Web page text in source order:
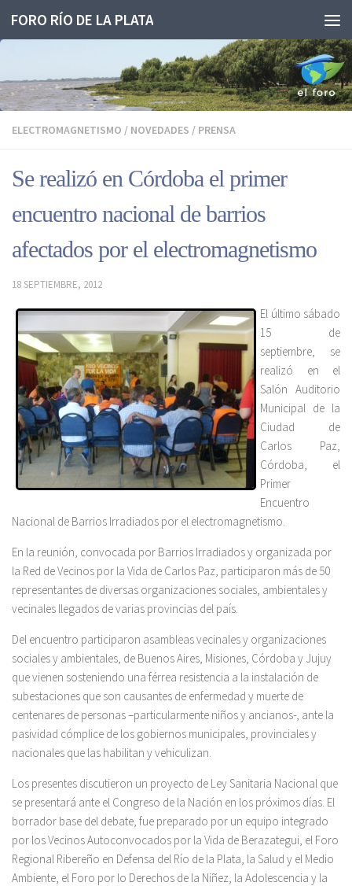
Saltar al contenido
FORO RÍO DE LA PLATA
ELECTROMAGNETISMO / NOVEDADES / PRENSA
Se realizó en Córdoba el primer
encuentro nacional de barrios
afectados por el electromagnetismo
18 SEPTIEMBRE, 2012
El último sábado
15 de
septiembre, se
realizó en el
Salón Auditorio
Municipal de la
Ciudad de
Carlos Paz,
Córdoba, el
Primer
Encuentro
Nacional de Barrios Irradiados por el electromagnetismo.
En la reunión, convocada por Barrios Irradiados y organizada por
la Red de Vecinos por la Vida de Carlos Paz, participaron más de 50
representantes de diversas organizaciones sociales, ambientales y
vecinales llegados de varias provincias del país.
Del encuentro participaron asambleas vecinales y organizaciones
sociales y ambientales, de Buenos Aires, Misiones, Córdoba y Jujuy
que vienen sosteniendo una férrea resistencia a la instalación de
subestaciones que son causantes de enfermedad y muerte de
centenares de personas –particularmente niños y ancianos-, ante la
pasividad cómplice de los gobiernos municipales, provinciales y
nacionales que las habilitan y vehiculizan.
Los presentes discutieron un proyecto de Ley Sanitaria Nacional que
se presentará ante el Congreso de la Nación en los próximos días. El
borrador base del debate, fue preparado por un equipo integrado
por los Vecinos Autoconvocados por la Vida de Berazategui, el Foro
Regional Ribereño en Defensa del Río de la Plata, la Salud y el Medio
Ambiente, el Foro por lo Derechos de la Niñez, la Adolescencia y la